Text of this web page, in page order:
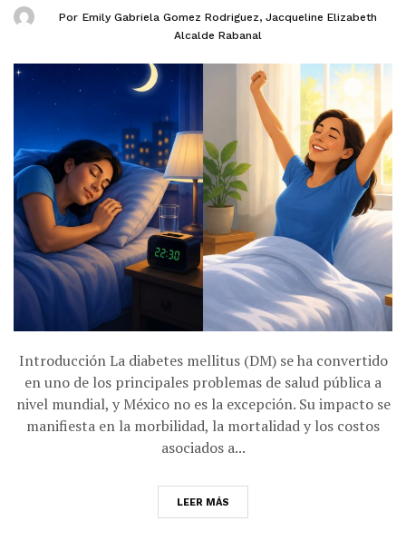
Por Emily Gabriela Gomez Rodriguez, Jacqueline Elizabeth
Alcalde Rabanal
Introducción La diabetes mellitus (DM) se ha convertido
en uno de los principales problemas de salud pública a
nivel mundial, y México no es la excepción. Su impacto se
manifiesta en la morbilidad, la mortalidad y los costos
asociados a...
LEER MÁS